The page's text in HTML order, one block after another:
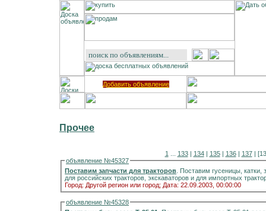
Добавить объявление
Прочее
1 133| 134| 135| 136| 137|
объявление №45327
Поставим запчасти для тракторов . Поставим гусеницы,
Город: Другой регион или город; Дата: 22.09.2003, 00:00:00
объявление №45328